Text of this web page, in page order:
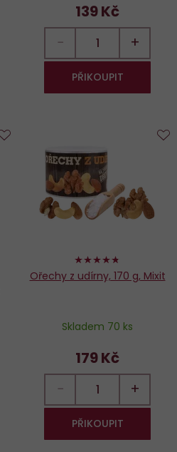
139 Kč
− +
PŘIKOUPIT
oblíbených
94%
Ořechy z udírny, 170 g, Mixit
Skladem 70 ks
179 Kč
− +
PŘIKOUPIT